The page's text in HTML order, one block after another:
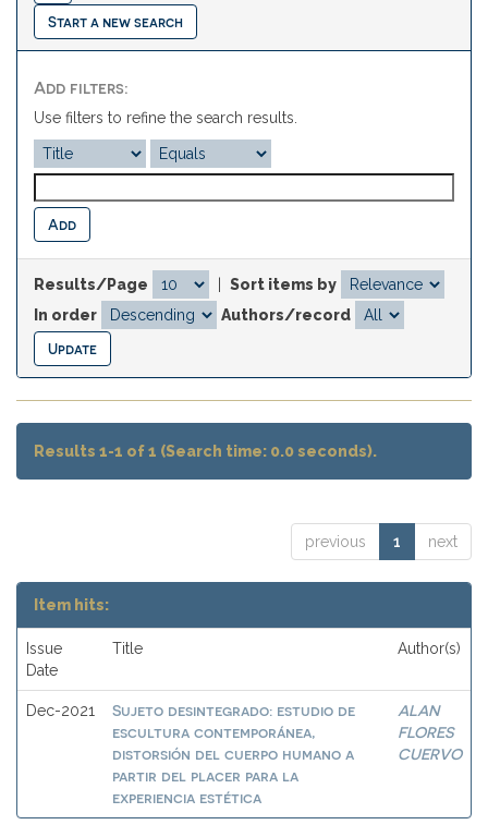
Start a new search
Add filters:
Use filters to refine the search results.
Results/Page
Sort items by
In order
Authors/record
Results 1-1 of 1 (Search time: 0.0 seconds).
previous 1 next
Item hits:
Issue
Date
Title Author(s)
Dec-2021
Sujeto desintegrado: estudio de
escultura contemporánea,
distorsión del cuerpo humano a
partir del placer para la
experiencia estética
ALAN
FLORES
CUERVO